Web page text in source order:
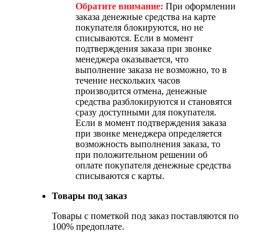
Обратите внимание: При оформлении
заказа денежные средства на карте
покупателя блокируются, но не
списываются. Если в момент
подтверждения заказа при звонке
менеджера оказывается, что
выполнение заказа не возможно, то в
течение нескольких часов
производится отмена, денежные
средства разблокируются и становятся
сразу доступными для покупателя.
Если в момент подтверждения заказа
при звонке менеджера определяется
возможность выполнения заказа, то
при положительном решении об
оплате покупателя денежные средства
списываются с карты.
Товары под заказ
Товары с пометкой под заказ поставляются по
100% предоплате.